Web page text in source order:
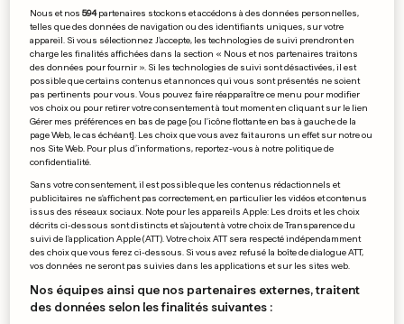
La Résidence crée la surprise
en demies
0 0
PUBLICITÉ
Nous et nos594partenaires stockons et accédons à des données personnelles,
telles que des données de navigation ou des identifiants uniques, sur votre
appareil. Si vous sélectionnez J'accepte, les technologies de suivi prendront en
charge les finalités affichées dans la section « Nous et nos partenaires traitons
des données pour fournir ». Si les technologies de suivi sont désactivées, il est
possible que certains contenus et annonces qui vous sont présentés ne soient
pas pertinents pour vous. Vous pouvez faire réapparaître ce menu pour modifier
vos choix ou pour retirer votre consentement à tout moment en cliquant sur le lien
Gérer mes préférences en bas de page [ou l'icône flottante en bas à gauche de la
page Web, le cas échéant]. Les choix que vous avez fait aurons un effet sur notre ou
nos Site Web. Pour plus d’informations, reportez-vous à notre politique de
confidentialité.
Sans votre consentement, il est possible que les contenus rédactionnels et
publicitaires ne s'affichent pas correctement, en particulier les vidéos et contenus
issus des réseaux sociaux. Note pour les appareils Apple: Les droits et les choix
décrits ci-dessous sont distincts et s'ajoutent à votre choix de Transparence du
suivi de l'application Apple (ATT). Votre choix ATT sera respecté indépendamment
des choix que vous ferez ci-dessous. Si vous avez refusé la boîte de dialogue ATT,
vos données ne seront pas suivies dans les applications et sur les sites web.
Nos équipes ainsi que nos partenaires externes, traitent
des données selon les finalités suivantes :